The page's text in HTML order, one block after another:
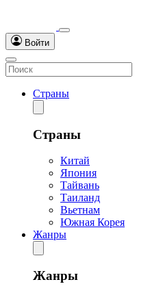
Войти
Страны
Страны
Китай
Япония
Тайвань
Таиланд
Вьетнам
Южная Корея
Жанры
Жанры